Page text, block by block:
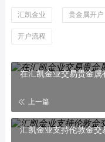
汇凯金业 贵金属开户
开户流程
在汇凯金业交易贵金属
上一篇
汇凯金业支持伦敦金交